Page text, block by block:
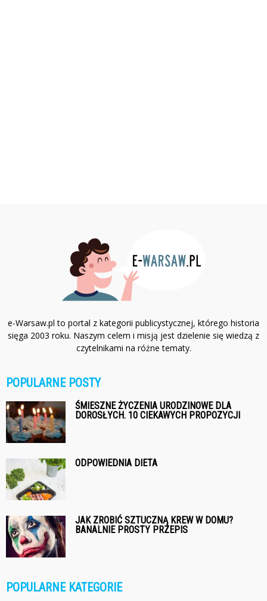
e-Warsaw.pl to portal z kategorii publicystycznej, którego historia
sięga 2003 roku. Naszym celem i misją jest dzielenie się wiedzą z
czytelnikami na różne tematy.
POPULARNE POSTY
ŚMIESZNE ŻYCZENIA URODZINOWE DLA
DOROSŁYCH. 10 CIEKAWYCH PROPOZYCJI
ODPOWIEDNIA DIETA
JAK ZROBIĆ SZTUCZNĄ KREW W DOMU?
BANALNIE PROSTY PRZEPIS
POPULARNE KATEGORIE